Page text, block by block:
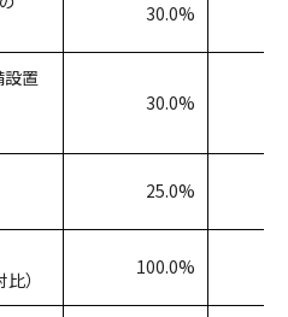
30.0%
置
30.0%
25.0%
）
100.0%